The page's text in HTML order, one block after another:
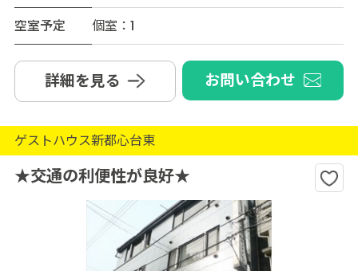
空室予定
個室：1
詳細を見る お問い合わせ
ゲストハウス新都心台東
★交通の利便性が良好★